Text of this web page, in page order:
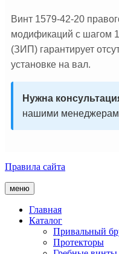
Винт 1579-42-20
модификаций с шагом
(ЗИП) гарантирует
установке на вал.
Нужна
нашими
Правила сайта
меню
Главная
Каталог
Привальный
Протекторы